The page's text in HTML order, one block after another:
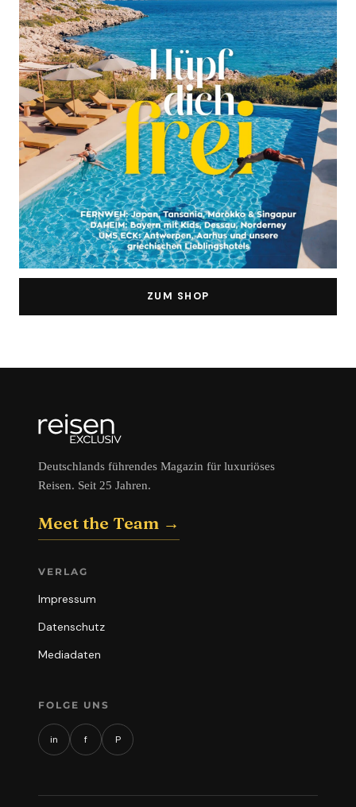
ZUM SHOP
Deutschlands führendes Magazin für luxuriöses
Reisen. Seit 25 Jahren.
Meet the Team →
VERLAG
Impressum
Datenschutz
Mediadaten
FOLGE UNS
in f P